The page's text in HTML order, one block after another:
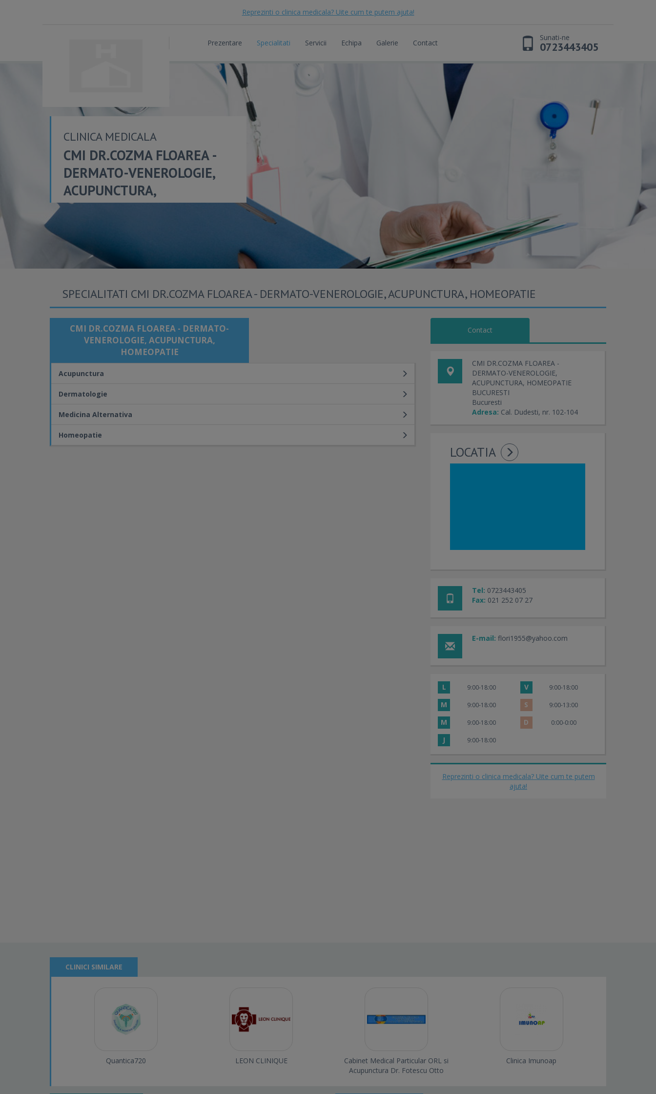
Reprezinti o clinica medicala? Uite cum te putem ajuta!
Prezentare Specialitati Servicii Echipa Galerie Contact
Sunati-ne
0723443405
CLINICA MEDICALA
CMI DR.COZMA FLOAREA -
DERMATO-VENEROLOGIE,
ACUPUNCTURA,
HOMEOPATIE
SPECIALITATI CMI DR.COZMA FLOAREA - DERMATO-VENEROLOGIE, ACUPUNCTURA, HOMEOPATIE
CMI DR.COZMA FLOAREA - DERMATO-
VENEROLOGIE, ACUPUNCTURA,
HOMEOPATIE
Acupunctura
Dermatologie
Medicina Alternativa
Homeopatie
Contact
CMI DR.COZMA FLOAREA -
DERMATO-VENEROLOGIE,
ACUPUNCTURA, HOMEOPATIE
BUCURESTI
Bucuresti
Adresa: Cal. Dudesti, nr. 102-104
LOCATIA
Tel: 0723443405
Fax: 021 252 07 27
E-mail: flori1955@yahoo.com
L 9:00-18:00 V 9:00-18:00
M 9:00-18:00 S 9:00-13:00
M 9:00-18:00 D 0:00-0:00
J 9:00-18:00
Reprezinti o clinica medicala? Uite cum te putem
ajuta!
CLINICI SIMILARE
Quantica720 LEON CLINIQUE
Cabinet Medical Particular ORL si
Acupunctura Dr. Fotescu Otto
Clinica Imunoap